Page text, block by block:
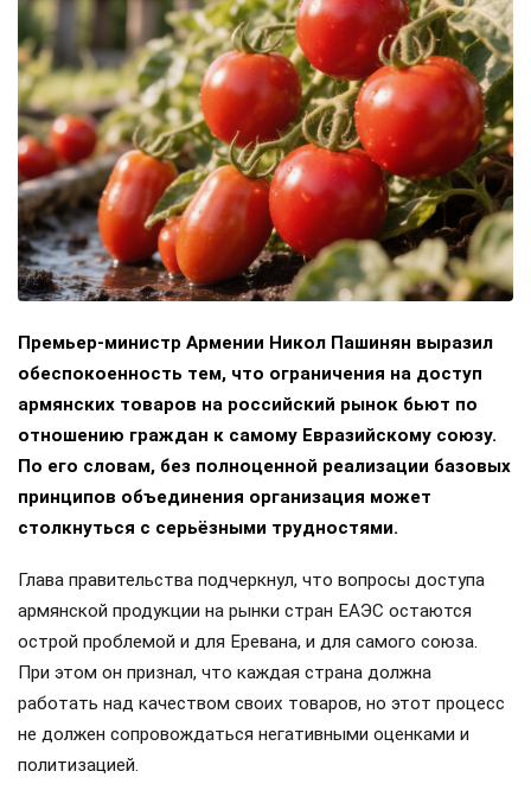
Премьер-министр Армении Никол Пашинян выразил
обеспокоенность тем, что ограничения на доступ
армянских товаров на российский рынок бьют по
отношению граждан к самому Евразийскому союзу.
По его словам, без полноценной реализации базовых
принципов объединения организация может
столкнуться с серьёзными трудностями.
Глава правительства подчеркнул, что вопросы доступа
армянской продукции на рынки стран ЕАЭС остаются
острой проблемой и для Еревана, и для самого союза.
При этом он признал, что каждая страна должна
работать над качеством своих товаров, но этот процесс
не должен сопровождаться негативными оценками и
политизацией.